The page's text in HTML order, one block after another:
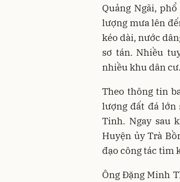
Quảng Ngãi,
lượng mưa lên
kéo dài, nước
sơ tán. Nhiều
nhiều khu dân cư.
Theo thông tin
lượng đất đá lớn
Tinh. Ngay sau
Huyện ủy Trà
đạo công tác tìm
Ông Đặng Minh